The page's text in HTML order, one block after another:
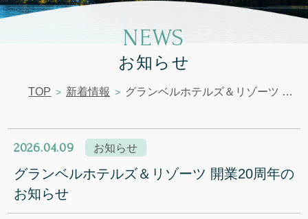
NEWS
お知らせ
TOP 新着情報 グランベルホテルズ＆リゾーツ 開業20周年のお知らせ
2026.04.09 お知らせ
グランベルホテルズ＆リゾーツ 開業20周年の
お知らせ